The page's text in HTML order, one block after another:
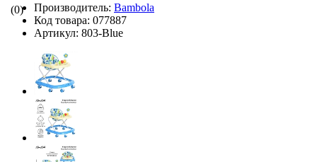
(0) Производитель: Bambola
Код товара: 077887
Артикул: 803-Blue